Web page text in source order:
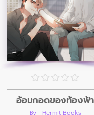
อ้อมกอดของท้องฟ้า
By : Hermit Books